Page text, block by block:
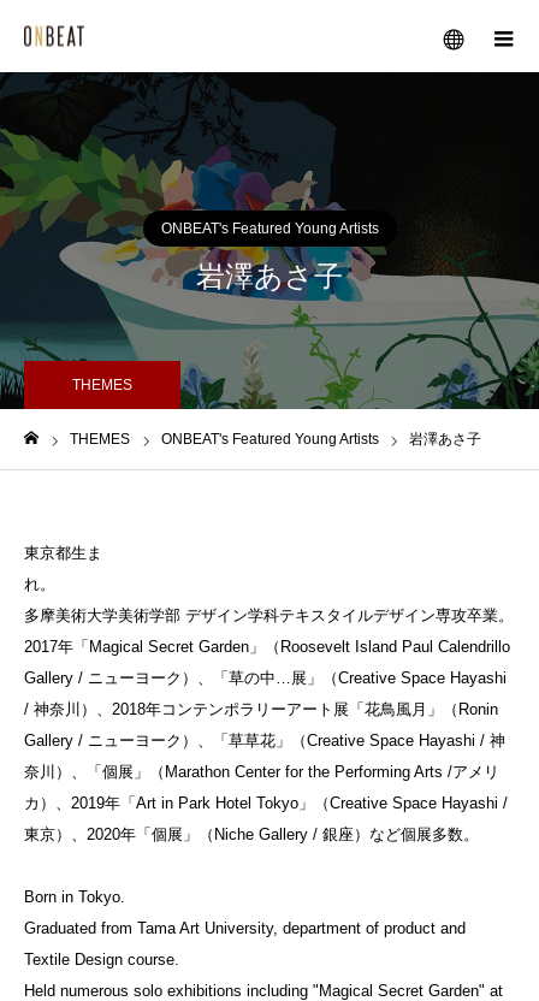
メニュー
ONBEAT's Featured Young Artists
岩澤あさ子
THEMES
THEMES ONBEAT's Featured Young Artists 岩澤あさ子
東京都生ま
れ。
多摩美術大学美術学部 デザイン学科テキスタイルデザイン専攻卒業。
2017年「Magical Secret Garden」（Roosevelt Island Paul Calendrillo
Gallery / ニューヨーク）、「草の中…展」（Creative Space Hayashi
/ 神奈川）、2018年コンテンポラリーアート展「花鳥風月」（Ronin
Gallery / ニューヨーク）、「草草花」（Creative Space Hayashi / 神
奈川）、「個展」（Marathon Center for the Performing Arts /アメリ
カ）、2019年「Art in Park Hotel Tokyo」（Creative Space Hayashi /
東京）、2020年「個展」（Niche Gallery / 銀座）など個展多数。
Born in Tokyo.
Graduated from Tama Art University, department of product and
Textile Design course.
Held numerous solo exhibitions including "Magical Secret Garden" at